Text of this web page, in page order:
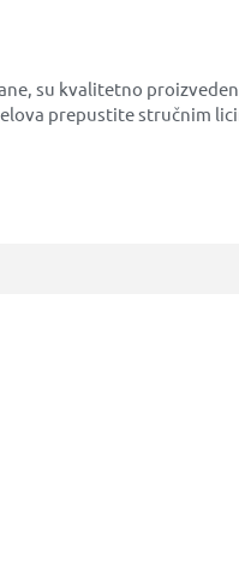
su kvalitetno
prepustite stručnim